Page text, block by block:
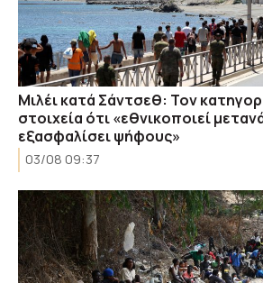
Μιλέι κατά Σάντσεθ: Τον
στοιχεία ότι «εθνικοποιεί
εξασφαλίσει ψήφους»
03/08 09:37